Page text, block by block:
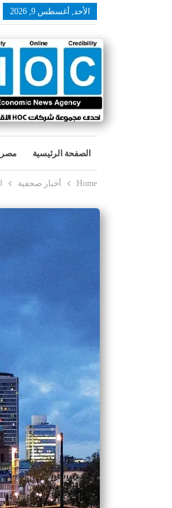
الأحد, أغسطس 9, 2026
الصفحة الرئيسية مصر
Home أخبار صحفية